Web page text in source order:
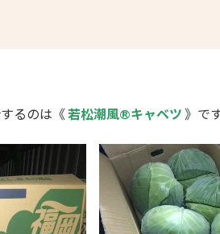
るのは《若松潮風®キャベツ 》で